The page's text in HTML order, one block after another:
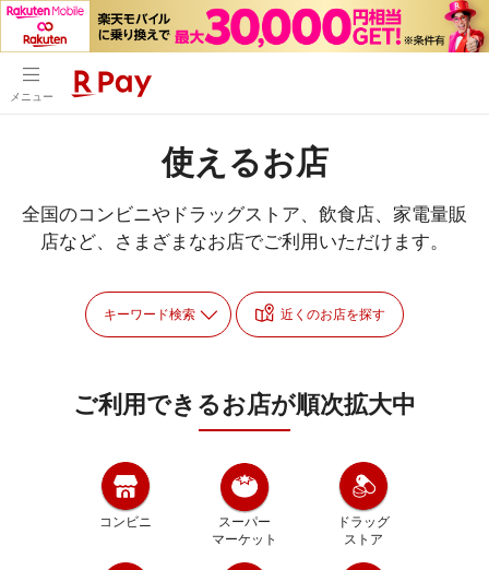
メニュー
使えるお店
全国のコンビニやドラッグストア、飲食店、家電量販
店など、さまざまなお店でご利用いただけます。
キーワード検索 近くのお店を探す
ご利用できるお店が順次拡大中
コンビニ
スーパー
マーケット
ドラッグ
ストア